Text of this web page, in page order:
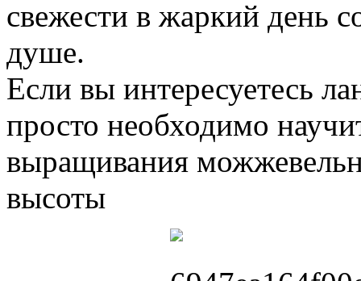
свежести в жаркий день
душе.
Если вы интересуетесь
просто необходимо
выращивания
высоты